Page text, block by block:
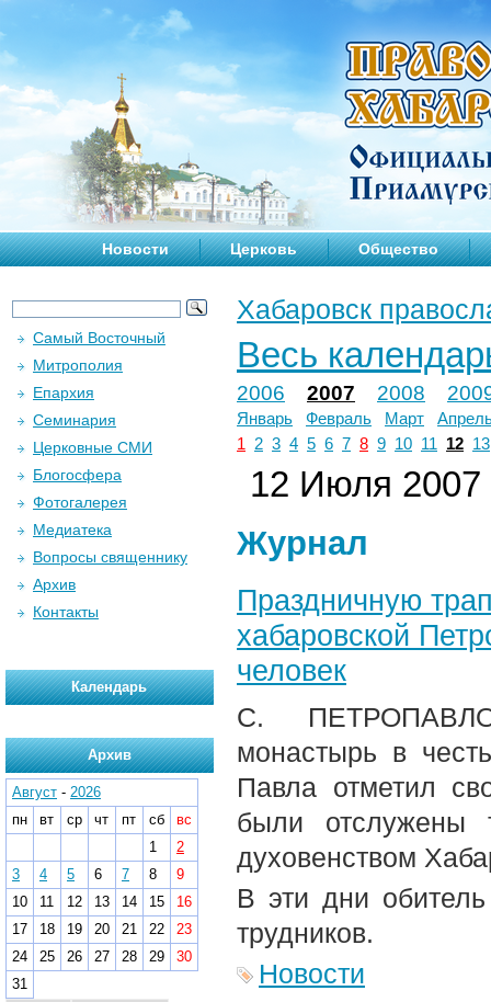
Новости Церковь Общество
Хабаровск
Весь
2006 2007 2008
Январь Февраль Март
1
2 3 4 5 6 7 8 9 10 11 12 13
12 Июля 2007
Журнал
Праздничную
хабаровской
человек
С.
монастырь в
Павла отметил
были отслужены
духовенством
В эти дни
трудников.
Новости
Самый Восточный
Митрополия
Епархия
Семинария
Церковные СМИ
Блогосфера
Фотогалерея
Медиатека
Вопросы священнику
Архив
Контакты
Календарь
Архив
Август - 2026
пн
вт ср чт пт сб
вс
1
2
3
4 5 6 7 8
9
10
11 12 13 14 15
16
17
18 19 20 21 22
23
24
25 26 27 28 29
30
31